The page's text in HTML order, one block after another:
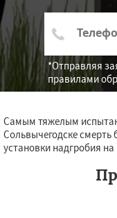
*Отправляя
правилами
Самым тяжелым
Сольвычегодске
установки надгробия на